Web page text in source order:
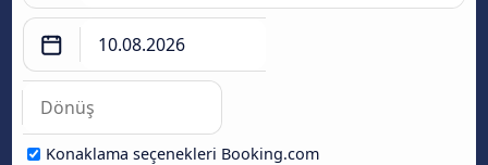
Konaklama seçenekleri Booking.com